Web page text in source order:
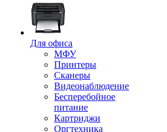
Для офиса
МФУ
Принтеры
Сканеры
Видеонаблюдение
Бесперебойное
питание
Картриджи
Оргтехника